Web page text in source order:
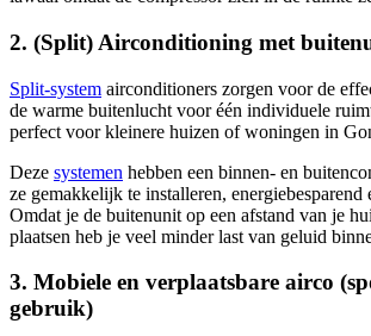
2. (Split) Airconditioning met
Split-system airconditioners zorgen voor de
de warme buitenlucht voor één individuele
perfect voor kleinere huizen of woningen in
Deze systemen hebben een binnen- en
ze gemakkelijk te installeren, energiebesparend
Omdat je de buitenunit op een afstand van je
plaatsen heb je veel minder last van geluid
3. Mobiele en verplaatsbare airco
gebruik)